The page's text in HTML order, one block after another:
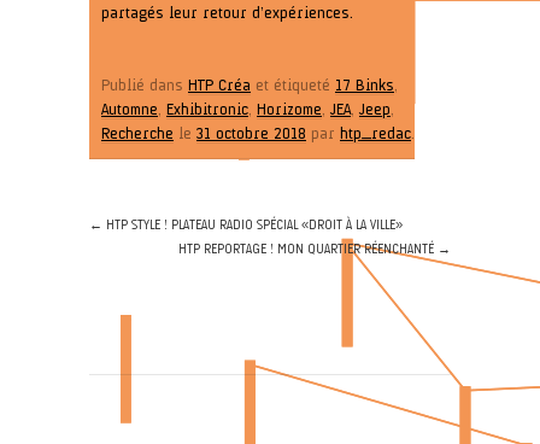
partagés leur retour d’expériences.
Publié dans HTP Créa et étiqueté 17 Binks,
Automne, Exhibitronic, Horizome, JEA, Jeep,
Recherche le 31 octobre 2018 par htp_redac.
←
HTP STYLE ! PLATEAU RADIO SPÉCIAL « DROIT À LA VILLE »
HTP REPORTAGE ! MON QUARTIER RÉENCHANTÉ →